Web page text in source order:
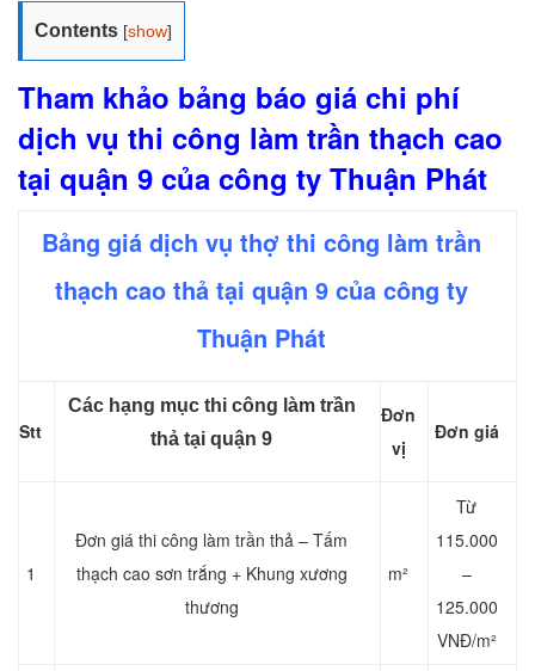
Contents [show]
Tham khảo bảng báo giá chi phí
dịch vụ thi công làm trần thạch cao
tại quận 9 của công ty Thuận Phát
Bảng giá dịch vụ thợ thi công làm trần
thạch cao thả tại quận 9 của công ty
Thuận Phát
Stt
Các hạng mục thi công làm trần
thả tại quận 9
Đơn
vị
Đơn giá
1
Đơn giá thi công làm trần thả – Tấm
thạch cao sơn trắng + Khung xương
thương
m²
Từ
115.000
–
125.000
VNĐ/m²